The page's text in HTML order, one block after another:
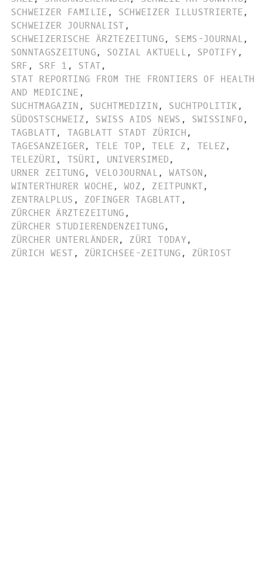
SCHWEIZER FAMILIE , SCHWEIZER ILLUSTRIERTE ,
SCHWEIZER JOURNALIST ,
SCHWEIZERISCHE ÄRZTEZEITUNG, SEMS-JOURNAL ,
SONNTAGSZEITUNG, SOZIAL AKTUELL , SPOTIFY ,
SRF , SRF 1 , STAT,
STAT REPORTING FROM THE FRONTIERS OF HEALTH
AND MEDICINE ,
SUCHTMAGAZIN , SUCHTMEDIZIN , SUCHTPOLITIK ,
SÜDOSTSCHWEIZ , SWISS AIDS NEWS , SWISSINFO ,
TAGBLATT, TAGBLATT STADT ZÜRICH ,
TAGESANZEIGER, TELE TOP, TELE Z , TELEZ ,
TELEZÜRI , TSÜRI , UNIVERSIMED ,
URNER ZEITUNG, VELOJOURNAL , WATSON ,
WINTERTHURER WOCHE , WOZ , ZEITPUNKT,
ZENTRALPLUS , ZOFINGER TAGBLATT ,
ZÜRCHER ÄRZTEZEITUNG ,
ZÜRCHER STUDIERENDENZEITUNG,
ZÜRCHER UNTERLÄNDER, ZÜRI TODAY,
ZÜRICH WEST , ZÜRICHSEE-ZEITUNG , ZÜRIOST